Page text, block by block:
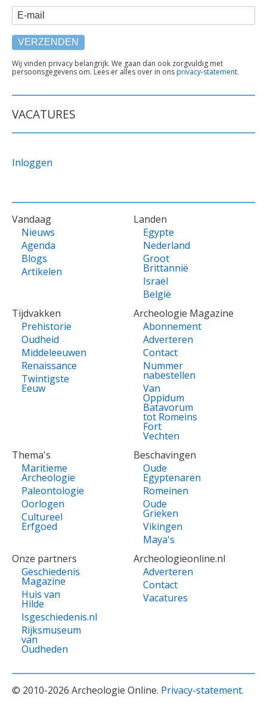
E-mail
TEKST
ONDER
Wij vinden privacy belangrijk. We gaan dan ook zorgvuldig met
persoonsgegevens om. Lees er alles over in onsprivacy-statement.
VACATURES
Inloggen
VOET
Vandaag
Nieuws
Agenda
Blogs
Artikelen
Landen
Egypte
Nederland
Groot
Brittannië
Israël
België
Tijdvakken
Prehistorie
Oudheid
Middeleeuwen
Renaissance
Twintigste
Eeuw
Archeologie Magazine
Abonnement
Adverteren
Contact
Nummer
nabestellen
Van
Oppidum
Batavorum
tot Romeins
Fort
Vechten
Thema's
Maritieme
Archeologie
Paleontologie
Oorlogen
Cultureel
Erfgoed
Beschavingen
Oude
Egyptenaren
Romeinen
Oude
Grieken
Vikingen
Maya's
Onze partners
Geschiedenis
Magazine
Huis van
Hilde
Isgeschiedenis.nl
Rijksmuseum
van
Oudheden
Archeologieonline.nl
Adverteren
Contact
Vacatures
© 2010-2026 Archeologie Online. Privacy-statement.